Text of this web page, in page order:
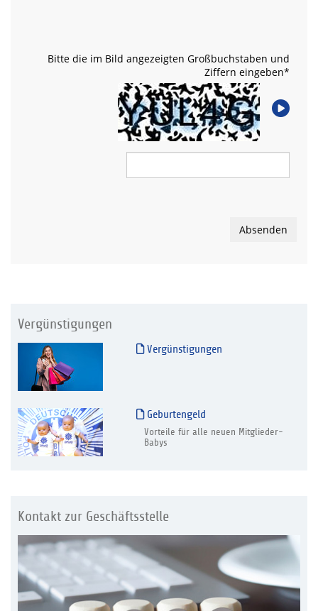
Bitte die im Bild angezeigten Großbuchstaben und
Ziffern eingeben*
Absenden
Vergünstigungen
Vergünstigungen
Geburtengeld
Vorteile für alle neuen Mitglieder-
Babys
Kontakt zur Geschäftsstelle